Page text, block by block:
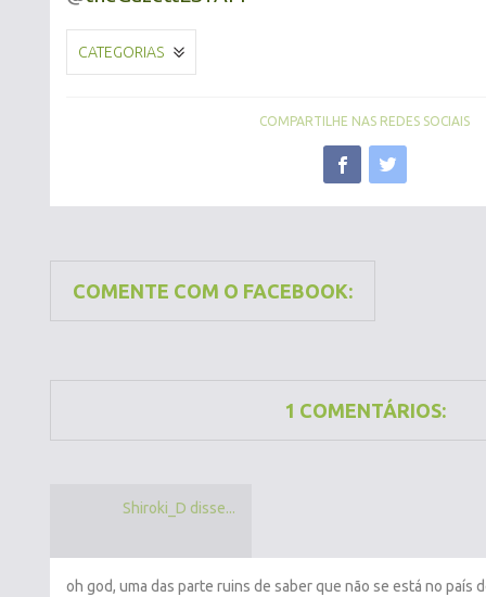
CATEGORIAS
COMPARTILHE NAS REDES SOCIAIS
COMENTE COM O FACEBOOK:
1 COMENTÁRIOS:
Shiroki_D disse...
oh god, uma das parte ruins de saber que não se está no país